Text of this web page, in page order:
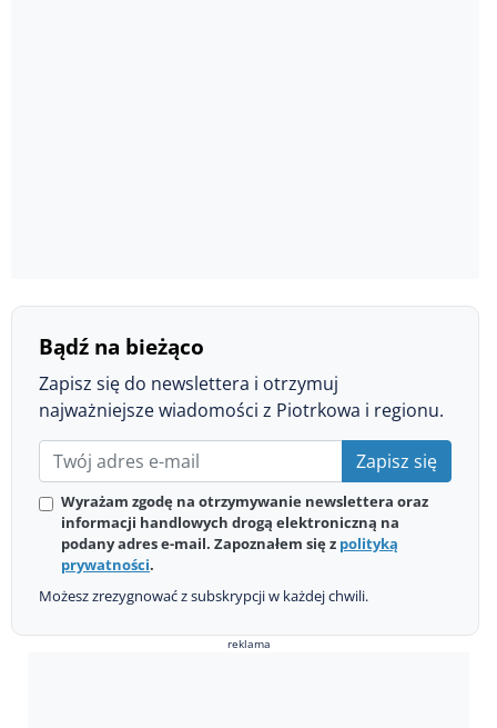
Bądź na bieżąco
Zapisz się do newslettera i otrzymuj
najważniejsze wiadomości z Piotrkowa i regionu.
Zapisz się
Wyrażam zgodę na otrzymywanie newslettera oraz
informacji handlowych drogą elektroniczną na
podany adres e-mail. Zapoznałem się z polityką
prywatności.
Możesz zrezygnować z subskrypcji w każdej chwili.
reklama